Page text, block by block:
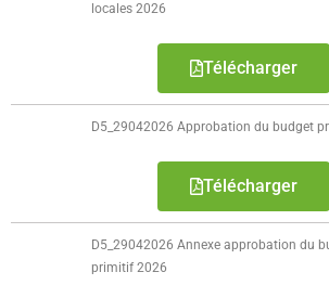
locales 2026
Télécharger
D5_29042026 Approbation du budget
Télécharger
D5_29042026 Annexe approbation du
primitif 2026